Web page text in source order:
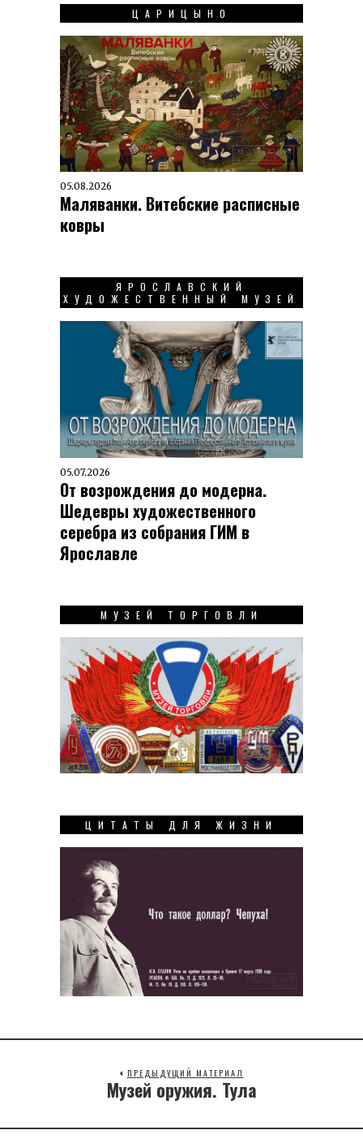
ЦАРИЦЫНО
05.08.2026
Маляванки. Витебские расписные
ковры
ЯРОСЛАВСКИЙ
ХУДОЖЕСТВЕННЫЙ МУЗЕЙ
05.07.2026
От возрождения до модерна.
Шедевры художественного
серебра из собрания ГИМ в
Ярославле
МУЗЕЙ ТОРГОВЛИ
ЦИТАТЫ ДЛЯ ЖИЗНИ
ПРЕДЫДУЩИЙ МАТЕРИАЛ
Previous
Музей оружия. Тула